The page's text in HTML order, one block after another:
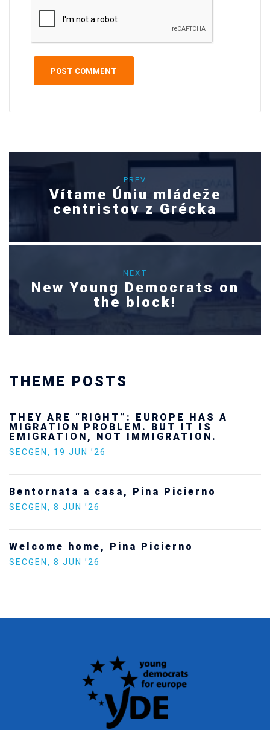
PREV
Vítame Úniu mládeže
centristov z Grécka
NEXT
New Young Democrats on
the block!
THEME POSTS
Ukraine’s youth are defending Europe’s
future — and we will not look away
SECGEN,24 FEB ’26
Europe on the situation in Venezuela
SECGEN , 5 JAN ’26
Increasing Youth Participation in
Politics